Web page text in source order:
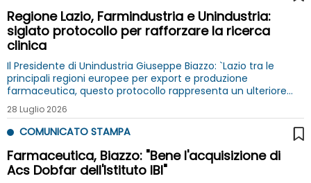
Regione Lazio, Farmindustria e Unindustria:
siglato protocollo per rafforzare la ricerca
clinica
Il Presidente di Unindustria Giuseppe Biazzo: `Lazio tra le
principali regioni europee per export e produzione
farmaceutica, questo protocollo rappresenta un ulteriore
passo avanti nel rafforzamento di un ecosistema già tra i più
competitivi del Paese`
28 Luglio 2026
COMUNICATO STAMPA
Farmaceutica, Biazzo: "Bene l'acquisizione di
Acs Dobfar dell'Istituto IBI"